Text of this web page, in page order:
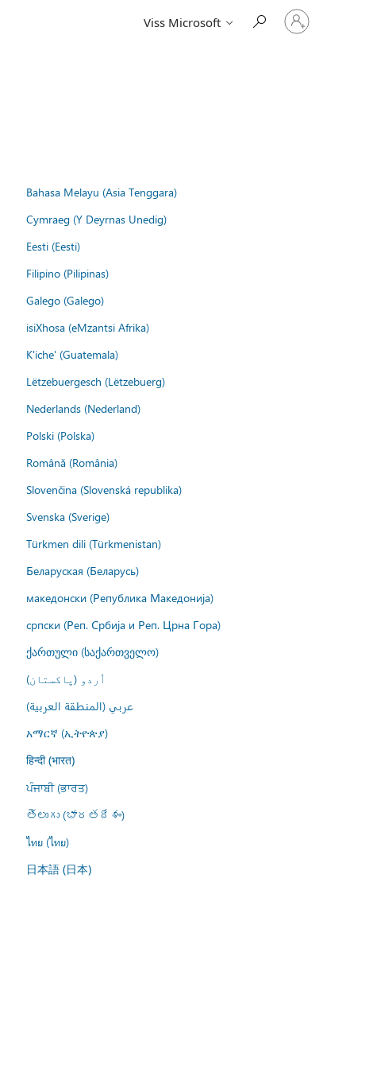
Viss Microsoft
Pierakstieties
savā
kontā
Bahasa Melayu (Asia Tenggara)
Cymraeg (Y Deyrnas Unedig)
Eesti (Eesti)
Filipino (Pilipinas)
Galego (Galego)
isiXhosa (eMzantsi Afrika)
K'iche' (Guatemala)
Lëtzebuergesch (Lëtzebuerg)
Nederlands (Nederland)
Polski (Polska)
Română (România)
Slovenčina (Slovenská republika)
Svenska (Sverige)
Türkmen dili (Türkmenistan)
Беларуская (Беларусь)
македонски (Република Македонија)
српски (Реп. Србија и Реп. Црна Гора)
ქართული (საქართველო)
اُردو (پاکستان)
عربي (المنطقة العربية)
አማርኛ (ኢትዮጵያ)
हिन्दी (भारत)
ਪੰਜਾਬੀ (ਭਾਰਤ)
తెలుగు (భారతదేశం)
ไทย (ไทย)
日本語 (日本)